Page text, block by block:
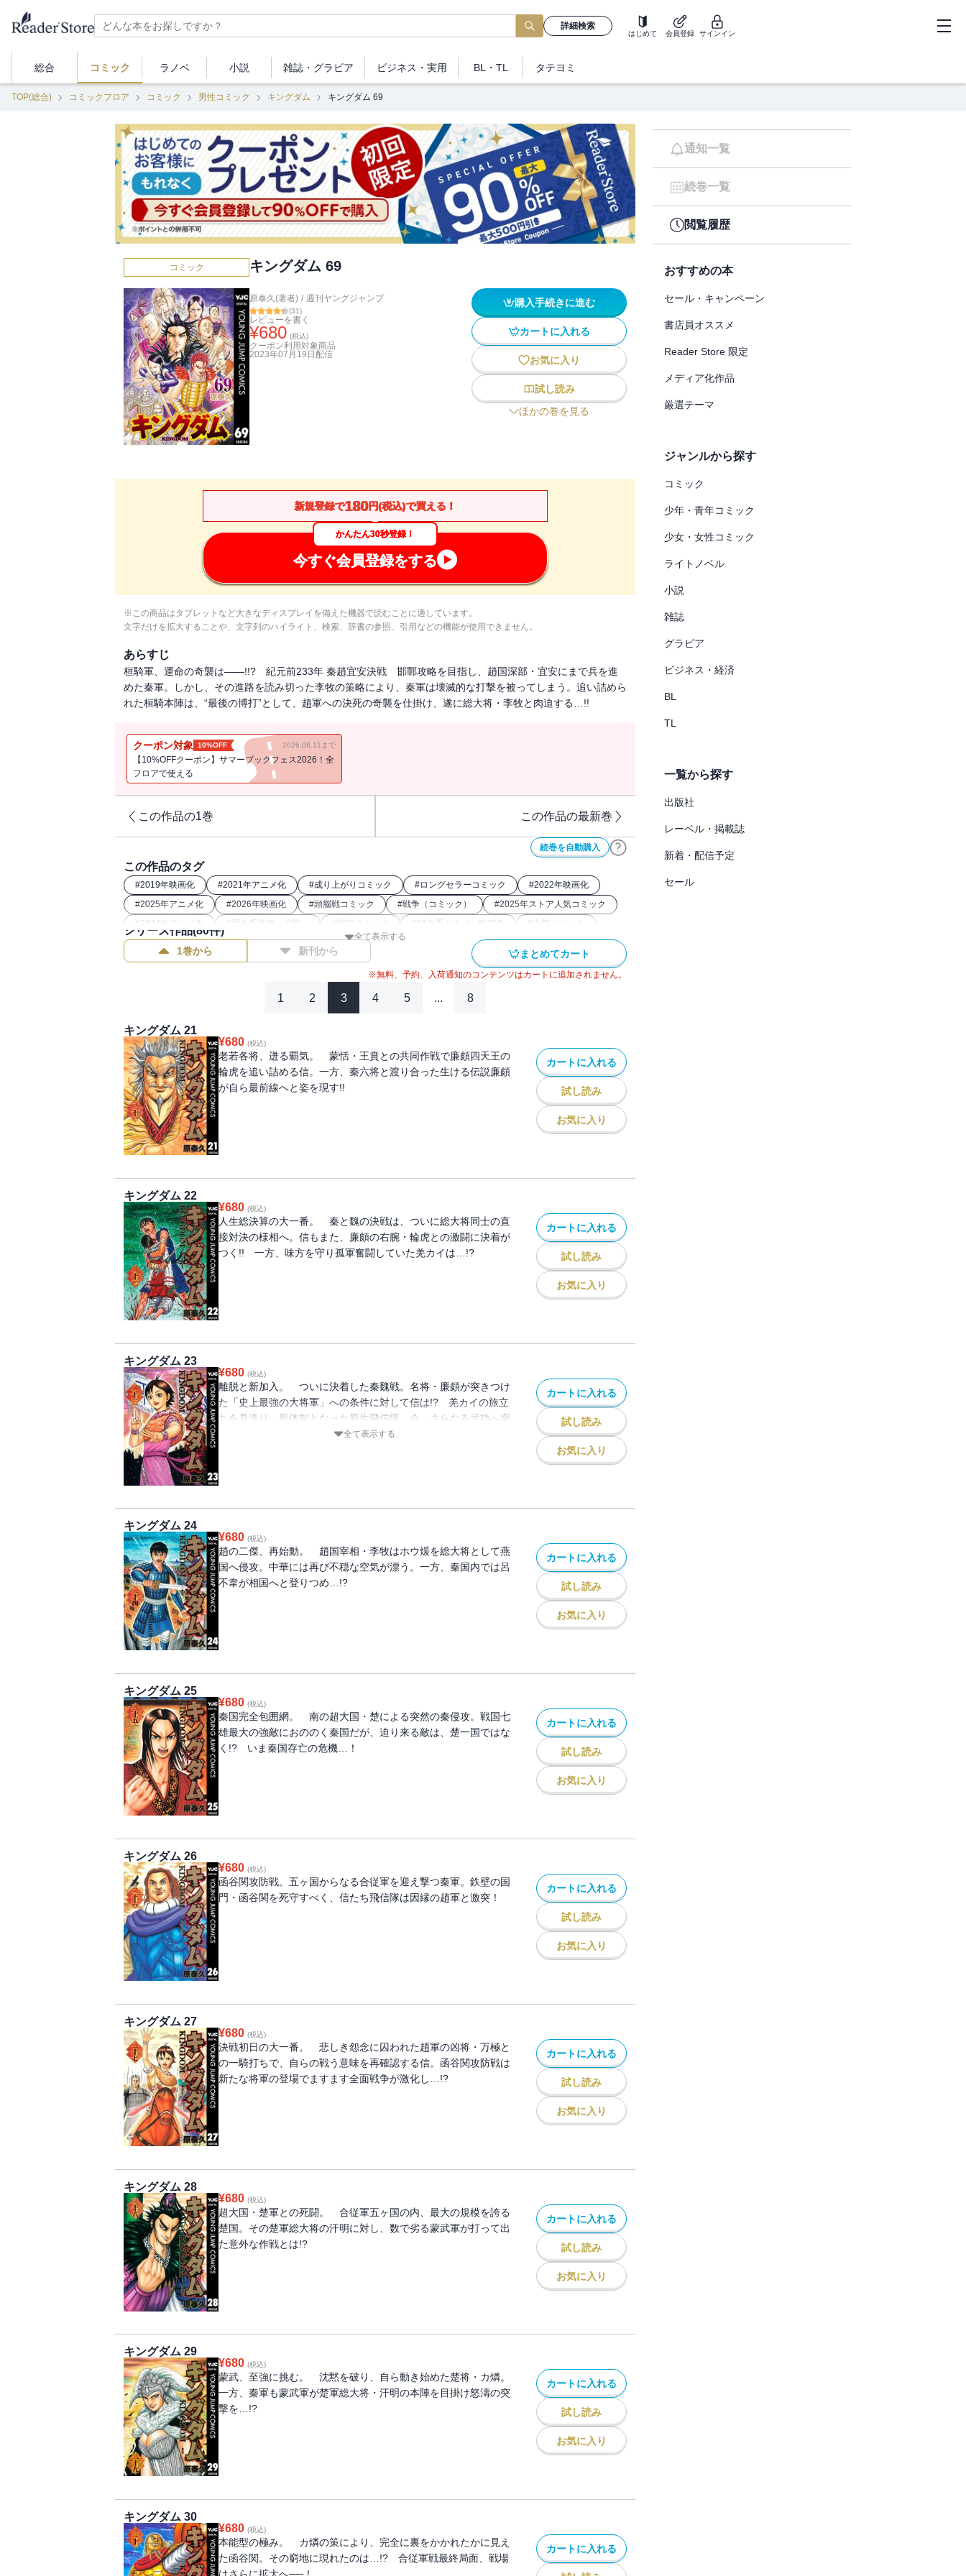
詳細検索
はじめて 会員登録 サインイン
総合 コミック ラノベ 小説 雑誌・ グラビア ビジネス ・実用 BL・TL タテヨミ
TOP(総合) コミックフロア コミック 男性コミック キングダム キングダム 69
コミック キングダム 69
原泰久(著者) / 週刊ヤングジャンプ
(31)
レビューを書く
¥680 (税込)
クーポン利用対象商品
2023年07月19日 配信
購入手続きに進む
カートに入れる
お気に入り
試し読み
ほかの巻を見る
新規登録で180円(税込)で買える！
かんたん30秒登録！
今すぐ会員登録をする
※この商品はタブレットなど大きなディスプレイを備えた機器で読むことに適しています。
文字だけを拡大することや、文字列のハイライト、検索、辞書の参照、引用などの機能が使用できません。
あらすじ
桓騎軍、運命の奇襲は――!!? 紀元前233年 秦趙宜安決戦 邯鄲攻略を目指し、趙国深部・宜安にまで兵を進
めた秦軍。しかし、その進路を読み切った李牧の策略により、秦軍は壊滅的な打撃を被ってしまう。追い詰めら
れた桓騎本陣は、“最後の博打”として、趙軍への決死の奇襲を仕掛け、遂に総大将・李牧と肉迫する…!!
クーポン対象 10%OFF 2026.08.11まで
【10%OFFクーポン】サマーブックフェス2026！全
フロアで使える
この作品の1巻 この作品の最新巻
続巻を自動購入
この作品のタグ
#2019年映画化 #2021年アニメ化 #成り上がりコミック #ロングセラーコミック #2022年映画化
#2025年アニメ化 #2026年映画化 #頭脳戦コミック #戦争（コミック） #2025年ストア人気コミック
#2024年アニメ化 # 歴史系漫画（中国） #戦記コミック #26年夏ドラマ・映画化 # 中華コミック
#2022年アニメ化 #歴史漫画 #2020年アニメ化 # キングダム関連作 #アニメ化
#26年春ドラマ・映画化 #2023年映画化 #2024年映画化
全て表示する
シリーズ作品(80件)
1巻から 新刊から まとめてカート
※無料、予約、入荷通知のコンテンツはカートに追加されません。
1 2 3 4 5 ... 8
キングダム 21
¥680 (税込)
老若各将、迸る覇気。 蒙恬・王賁との共同作戦で廉頗四天王の
輪虎を追い詰める信。一方、秦六将と渡り合った生ける伝説廉頗
が自ら最前線へと姿を現す!!
カートに入れる
試し読み
お気に入り
キングダム 22
¥680 (税込)
人生総決算の大一番。 秦と魏の決戦は、ついに総大将同士の直
接対決の様相へ。信もまた、廉頗の右腕・輪虎との激闘に決着が
つく!! 一方、味方を守り孤軍奮闘していた羌カイは…!?
カートに入れる
試し読み
お気に入り
キングダム 23
¥680 (税込)
離脱と新加入。 ついに決着した秦魏戦。名将・廉頗が突きつけ
た「史上最強の大将軍」への条件に対して信は!? 羌カイの旅立
ちを見送り、新体制となった新生飛信隊。今、さらなる武功へ突
全て表示する
カートに入れる
試し読み
お気に入り
キングダム 24
¥680 (税込)
趙の二傑、再始動。 趙国宰相・李牧はホウ煖を総大将として燕
国へ侵攻。中華には再び不穏な空気が漂う。一方、秦国内では呂
不韋が相国へと登りつめ…!?
カートに入れる
試し読み
お気に入り
キングダム 25
¥680 (税込)
秦国完全包囲網。 南の超大国・楚による突然の秦侵攻。戦国七
雄最大の強敵におののく秦国だが、迫り来る敵は、楚一国ではな
く!? いま秦国存亡の危機…！
カートに入れる
試し読み
お気に入り
キングダム 26
¥680 (税込)
函谷関攻防戦。五ヶ国からなる合従軍を迎え撃つ秦軍。鉄壁の国
門・函谷関を死守すべく、信たち飛信隊は因縁の趙軍と激突！
カートに入れる
試し読み
お気に入り
キングダム 27
¥680 (税込)
決戦初日の大一番。 悲しき怨念に囚われた趙軍の凶将・万極と
の一騎打ちで、自らの戦う意味を再確認する信。函谷関攻防戦は
新たな将軍の登場でますます全面戦争が激化し…!?
カートに入れる
試し読み
お気に入り
キングダム 28
¥680 (税込)
超大国・楚軍との死闘。 合従軍五ヶ国の内、最大の規模を誇る
楚国。その楚軍総大将の汗明に対し、数で劣る蒙武軍が打って出
た意外な作戦とは!?
カートに入れる
試し読み
お気に入り
キングダム 29
¥680 (税込)
蒙武、至強に挑む。 沈黙を破り、自ら動き始めた楚将・カ燐。
一方、秦軍も蒙武軍が楚軍総大将・汗明の本陣を目掛け怒濤の突
撃を…!?
カートに入れる
試し読み
お気に入り
キングダム 30
¥680 (税込)
本能型の極み。 カ燐の策により、完全に裏をかかれたかに見え
た函谷関。その窮地に現れたのは…!? 合従軍戦最終局面、戦場
カートに入れる
通知一覧
続巻一覧
閲覧履歴
おすすめの本
セール・キャンペーン
書店員オススメ
Reader Store 限定
メディア化作品
厳選テーマ
ジャンルから探す
コミック
少年・青年コミック
少女・女性コミック
ライトノベル
小説
雑誌
グラビア
ビジネス・経済
BL
TL
一覧から探す
出版社
レーベル・掲載誌
新着・配信予定
セール